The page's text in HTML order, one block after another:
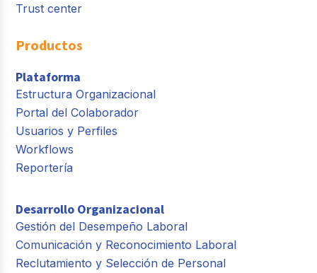
Trust center
Productos
Plataforma
Estructura Organizacional
Portal del Colaborador
Usuarios y Perfiles
Workflows
Reportería
Desarrollo Organizacional
Gestión del Desempeño Laboral
Comunicación y Reconocimiento Laboral
Reclutamiento y Selección de Personal